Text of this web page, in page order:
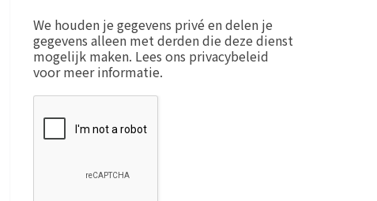
We houden je gegevens privé en delen je
gegevens alleen met derden die deze dienst
mogelijk maken. Lees ons privacybeleid
voor meer informatie.